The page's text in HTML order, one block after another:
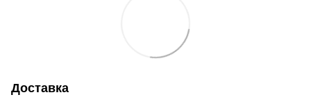
Доставка